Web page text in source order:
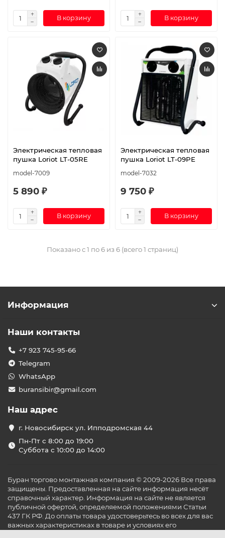
В корзину В корзину
Электрическая тепловая
пушка Loriot LT-05RE
model-7009
5 890 ₽
В корзину
Электрическая тепловая
пушка Loriot LT-09PE
model-7032
9 750 ₽
В корзину
Показано с 1 по 6 из 6 (всего 1 страниц)
Информация
Наши контакты
+7 923 745-95-66
Telegram
WhatsApp
buransibir@gmail.com
Наш адрес
г. Новосибирск ул. Ипподромская 44
Пн-Пт с 8:00 до 19:00
Суббота с 10:00 до 14:00
Буран торгово монтажная компания © 2009-2026 Все права
защищены. Предоставленная на сайте информация несёт
справочный характер. Информация на сайте не является
публичной офертой, определяемой положениями Статьи
437 ГК РФ. До оплаты товара удостоверьтесь во всех для вас
важных характеристиках в товаре и условиях его